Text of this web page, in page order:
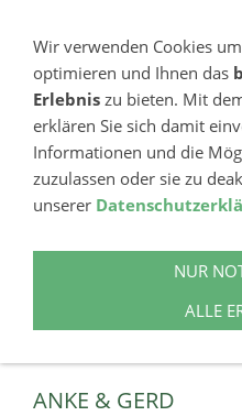
FRITZ-HUBER-STR.
ANKE & GERD
Wir verwenden Cookies
optimieren und Ihnen das
Erlebnis zu bieten. Mit
erklären Sie sich damit
Informationen und die
zuzulassen oder sie zu
unserer
NUR
ALLE